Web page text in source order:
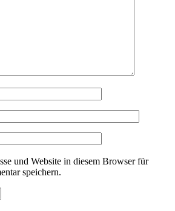
und Website in diesem Browser für
speichern.